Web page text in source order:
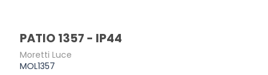
PATIO 1357 - IP44
Moretti Luce
MOL1357